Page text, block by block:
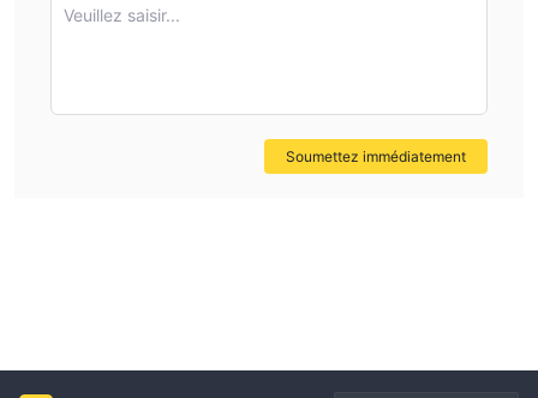
Veuillez saisir...
Soumettez immédiatement